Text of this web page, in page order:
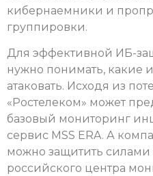
кибернаемники и
группировки.
Для эффективной ИБ-
нужно понимать, какие
атаковать. Исходя из
«Ростелеком» может
базовый мониторинг
сервис MSS ERA. А
можно защитить
российского центра